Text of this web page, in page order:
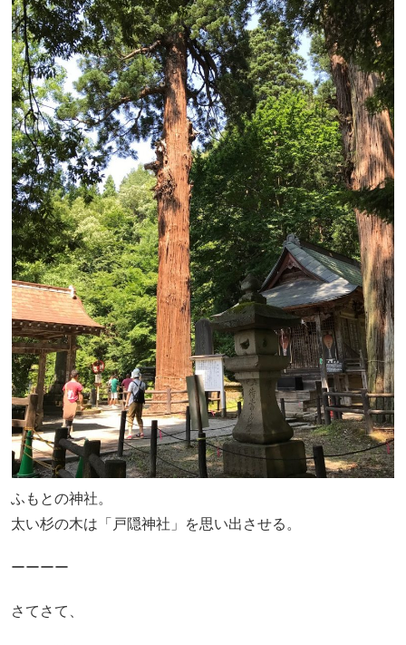
ふもとの神社。
太い杉の木は「戸隠神社」を思い出させる。
ーーーー
さてさて、